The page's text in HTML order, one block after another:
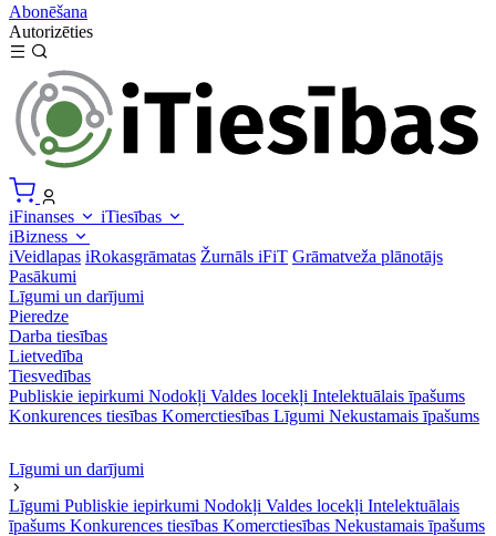
Abonēšana
Autorizēties
iFinanses
iTiesības
iBizness
iVeidlapas iRokasgrāmatas Žurnāls iFiT Grāmatveža plānotājs
Pasākumi
Līgumi un darījumi
Pieredze
Darba tiesības
Lietvedība
Tiesvedības
Publiskie iepirkumi Nodokļi Valdes locekļi Intelektuālais īpašums
Konkurences tiesības Komerctiesības Līgumi Nekustamais īpašums
Līgumi un darījumi
Līgumi Publiskie iepirkumi Nodokļi Valdes locekļi Intelektuālais
īpašums Konkurences tiesības Komerctiesības Nekustamais īpašums